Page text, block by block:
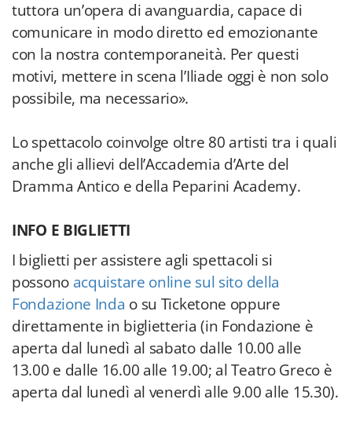
tuttora un’opera di avanguardia, capace di
comunicare in modo diretto ed emozionante
con la nostra contemporaneità. Per questi
motivi, mettere in scena l’Iliade oggi è non solo
possibile, ma necessario».
Lo spettacolo coinvolge oltre 80 artisti tra i quali
anche gli allievi dell’Accademia d’Arte del
Dramma Antico e della Peparini Academy.
INFO E BIGLIETTI
I biglietti per assistere agli spettacoli si
possono acquistare online sul sito della
Fondazione Inda o su Ticketone oppure
direttamente in biglietteria (in Fondazione è
aperta dal lunedì al sabato dalle 10.00 alle
13.00 e dalle 16.00 alle 19.00; al Teatro Greco è
aperta dal lunedì al venerdì alle 9.00 alle 15.30).